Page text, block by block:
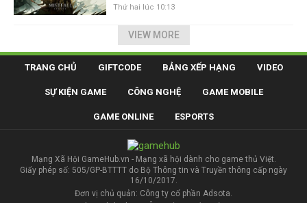
Thứ hai lúc 10:13
VIEW MORE
TRANG CHỦ GIFTCODE BẢNG XẾP HẠNG VIDEO
SỰ KIỆN GAME CÔNG NGHỆ GAME MOBILE
GAME ONLINE ESPORTS
Mạng Xã Hội GameHub.vn - Mạng xã hội dành cho game thủ Việt.
Giấy phép số: 505/GP-BTTTT do Bộ Thông tin và Truyền thông cấp ngày
16/10/2017.
Đơn vị chủ quản: Công ty cổ phần Adsota.